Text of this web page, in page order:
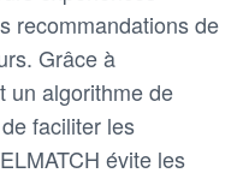
recommandations de
Grâce à
un algorithme de
faciliter les
évite les